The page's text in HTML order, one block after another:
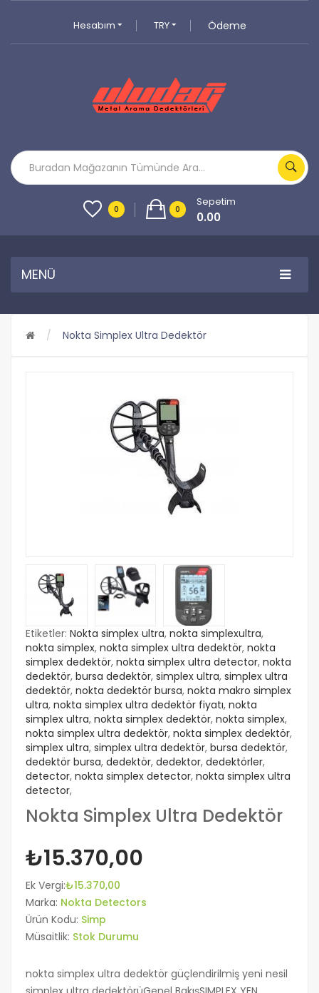
Hesabım TRY Ödeme
0 0
Sepetim
0.00
MENÜ
Nokta Simplex Ultra Dedektör
Etiketler: Nokta simplex ultra, nokta simplexultra,
nokta simplex, nokta simplex ultra dedektör, nokta
simplex dedektör, nokta simplex ultra detector, nokta
dedektör, bursa dedektör, simplex ultra, simplex ultra
dedektör, nokta dedektör bursa, nokta makro simplex
ultra, nokta simplex ultra dedektör fiyatı, nokta
simplex ultra, nokta simplex dedektör, nokta simplex,
nokta simplex ultra dedektör, nokta simplex dedektör,
simplex ultra, simplex ultra dedektör, bursa dedektör,
dedektör bursa, dedektör, dedektor, dedektörler,
detector, nokta simplex detector, nokta simplex ultra
detector,
Nokta Simplex Ultra Dedektör
₺15.370,00
Ek Vergi:₺15.370,00
Marka: Nokta Detectors
Ürün Kodu: Simp
Müsaitlik: Stok Durumu
nokta simplex ultra dedektör güçlendirilmiş yeni nesil